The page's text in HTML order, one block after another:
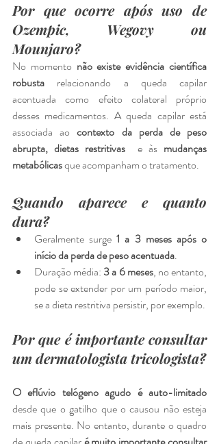
Por que ocorre após uso de
Ozempic, Wegovy ou
Mounjaro?
No momento não existe evidência científica
robusta relacionando a queda capilar
acentuada como efeito colateral próprio
desses medicamentos. A queda capilar está
associada ao contexto da perda de peso
abrupta, dietas restritivas
e às mudanças
metabólicas que acompanham o tratamento.
Quando aparece e quanto
dura?
Geralmente surge 1 a 3 meses após o
início da perda de peso acentuada.
Duração média: 3 a 6 meses, no entanto,
pode se extender por um período maior,
Por que é importante consultar
um dermatologista tricologista?
O eflúvio telógeno agudo é auto-limitado
desde que o gatilho que o causou não esteja
mais presente. No entanto, durante o quadro